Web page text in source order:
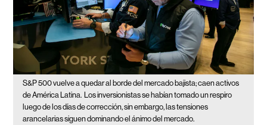
S&P 500 vuelve a quedar al borde del mercado bajista; caen activos
de América Latina.
Los inversionistas se habían tomado un respiro
luego de los días de corrección, sin embargo, las tensiones
arancelarias siguen dominando el ánimo del mercado.